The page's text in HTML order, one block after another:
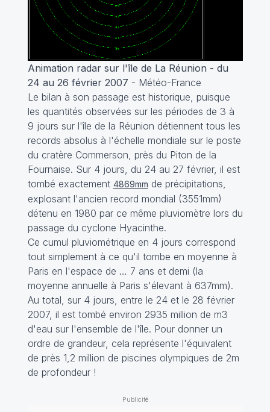
Animation radar sur l'île de La Réunion - du
24 au 26 février 2007 - Météo-France
Le bilan à son passage est historique, puisque
les quantités observées sur les périodes de 3 à
9 jours sur l'île de la Réunion détiennent tous les
records absolus à l'échelle mondiale sur le poste
du cratère Commerson, près du Piton de la
Fournaise. Sur 4 jours, du 24 au 27 février, il est
tombé exactement 4869mm de précipitations,
explosant l'ancien record mondial (3551mm)
détenu en 1980 par ce même pluviomètre lors du
passage du cyclone Hyacinthe.
Ce cumul pluviométrique en 4 jours correspond
tout simplement à ce qu'il tombe en moyenne à
Paris en l'espace de … 7 ans et demi (la
moyenne annuelle à Paris s'élevant à 637mm).
Au total, sur 4 jours, entre le 24 et le 28 février
2007, il est tombé environ 2935 million de m3
d'eau sur l'ensemble de l'île. Pour donner un
ordre de grandeur, cela représente l'équivalent
de près 1,2 million de piscines olympiques de 2m
de profondeur !